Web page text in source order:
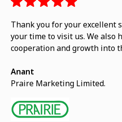
Thank you for your excellent
your time to visit us. We also
cooperation and growth into
Anant
Praire Marketing Limited.